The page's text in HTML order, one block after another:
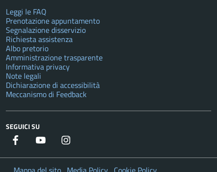
Leggi le FAQ
Prenotazione appuntamento
Segnalazione disservizio
Richiesta assistenza
Albo pretorio
Amministrazione trasparente
Informativa privacy
Note legali
Dichiarazione di accessibilità
Meccanismo di Feedback
SEGUICI SU
Facebook YouTube